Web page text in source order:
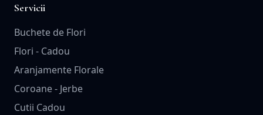
Servicii
Buchete de Flori
Flori - Cadou
Aranjamente Florale
Coroane - Jerbe
Cutii Cadou